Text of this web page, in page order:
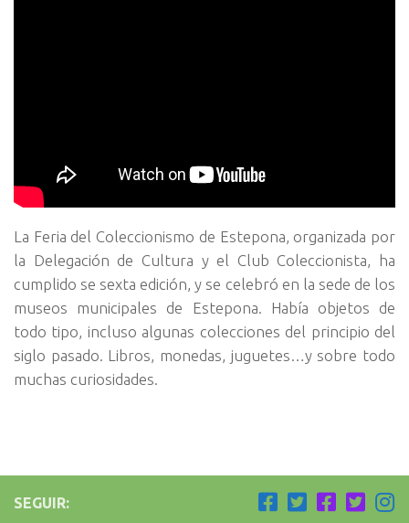
La Feria del Coleccionismo de Estepona, organizada por
la Delegación de Cultura y el Club Coleccionista, ha
cumplido se sexta edición, y se celebró en la sede de los
museos municipales de Estepona. Había objetos de
todo tipo, incluso algunas colecciones del principio del
siglo pasado. Libros, monedas, juguetes…y sobre todo
muchas curiosidades.
SEGUIR: